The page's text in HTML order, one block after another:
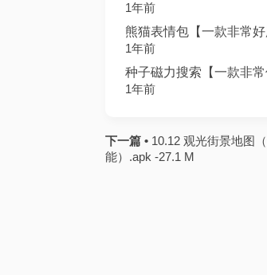
1年前
熊猫表情包【一款非常
1年前
种子磁力搜索【一款非
1年前
下一篇 • 10.12 观光街景地图
能）.apk -27.1 M